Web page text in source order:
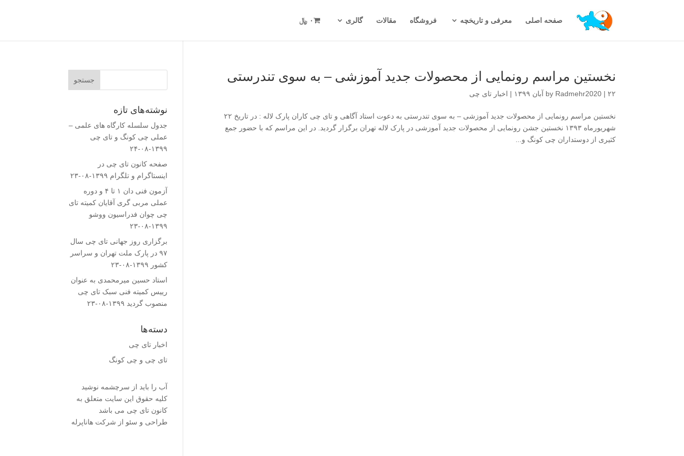
صفحه اصلی معرفی و تاریخچه فروشگاه مقالات گالری ۰ ﷼
نخستین مراسم رونمایی از محصولات جدید آموزشی – به سوی تندرستی
by Radmehr2020| ۲۲ آبان ۱۳۹۹ | اخبار تای چی
نخستین مراسم رونمایی از محصولات جدید آموزشی – به سوی تندرستی به دعوت استاد آگاهی و تای چی کاران پارک لاله : در تاریخ ۲۲
شهریورماه ۱۳۹۳ نخستین جشن رونمایی از محصولات جدید آموزشی در پارک لاله تهران برگزار گردید. در این مراسم که با حضور جمع
کثیری از دوستداران چی کونگ و...
نوشته‌های تازه
جدول سلسله کارگاه های علمی –
عملی چی کونگ و تای چی
۱۳۹۹-۰۸-۲۴
صفحه کانون تای چی در
اینستاگرام و تلگرام ۱۳۹۹-۰۸-۲۳
آزمون فنی دان ۱ تا ۴ و دوره
عملی مربی گری آقایان کمیته تای
چی چوان فدراسیون ووشو
۱۳۹۹-۰۸-۲۳
برگزاری روز جهانی تای چی سال
۹۷ در پارک ملت تهران و سراسر
کشور ۱۳۹۹-۰۸-۲۳
استاد حسین میرمحمدى به عنوان
رییس کمیته فنى سبک تای چی
منصوب گردید ۱۳۹۹-۰۸-۲۳
دسته‌ها
اخبار تای چی
تای چی و چی کونگ
آب را باید از سرچشمه نوشید
کلیه حقوق این سایت متعلق به
کانون تای چی می باشد
طراحی و سئو از شرکت هاناپرله